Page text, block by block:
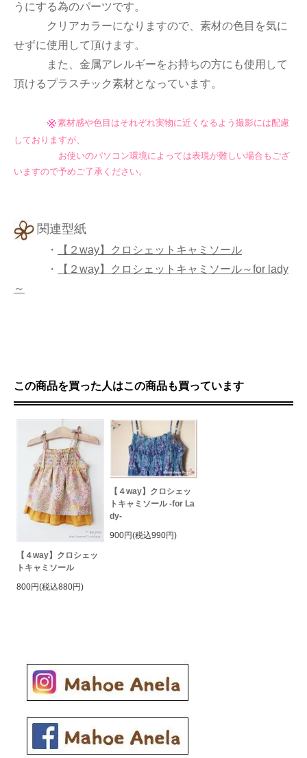
うにする為のパーツです。
クリアカラーになりますので、素材の色目を気に
せずに使用して頂けます。
また、金属アレルギーをお持ちの方にも使用して
頂けるプラスチック素材となっています。
素材感や色目はそれぞれ実物に近くなるよう撮影には配慮
しておりますが、
お使いのパソコン環境によっては表現が難しい場合もござ
いますので予めご了承ください。
関連型紙
・
【２way】クロシェットキャミソール
・
【２way】クロシェットキャミソール～for lady
～
この商品を買った人はこの商品も買っています
【４way】クロシェッ
トキャミソール
800円(税込880円)
【４way】クロシェッ
トキャミソール -for La
dy-
900円(税込990円)